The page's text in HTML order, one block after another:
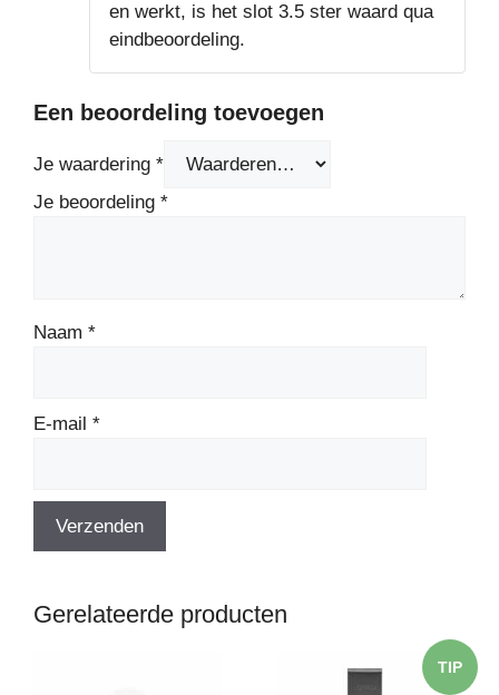
en werkt, is het slot 3.5 ster waard qua
eindbeoordeling.
Een beoordeling toevoegen
Je waardering *
Je beoordeling *
Naam *
E-mail *
Gerelateerde producten
TIP